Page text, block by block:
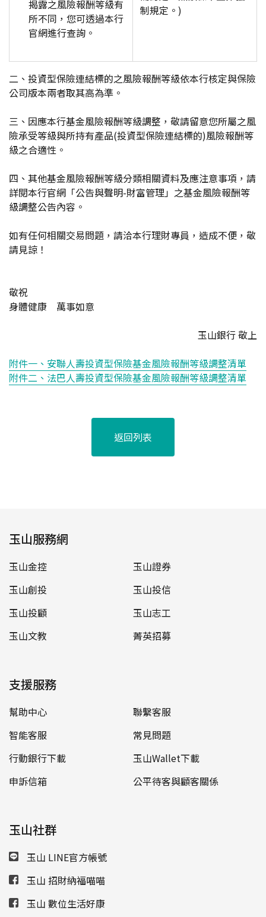
揭露之風險報酬等級有
所不同，您可透過本行
官網進行查詢。
制規定。)
二、投資型保險連結標的之風險報酬等級依本行核定與保險
公司版本兩者取其高為準。
三、因應本行基金風險報酬等級調整，敬請留意您所屬之風
險承受等級與所持有產品(投資型保險連結標的)風險報酬等
級之合適性。
四、其他基金風險報酬等級分類相關資料及應注意事項，請
詳閱本行官網「公告與聲明-財富管理」之基金風險報酬等
級調整公告內容。
如有任何相關交易問題，請洽本行理財專員，造成不便，敬
請見諒！
敬祝
身體健康 萬事如意
玉山銀行 敬上
附件一、安聯人壽投資型保險基金風險報酬等級調整清單
附件二、法巴人壽投資型保險基金風險報酬等級調整清單
返回列表
玉山服務網
玉山金控
玉山證券
玉山創投
玉山投信
玉山投顧
玉山志工
玉山文教
菁英招募
支援服務
幫助中心
聯繫客服
智能客服
常見問題
行動銀行下載
玉山Wallet下載
申訴信箱
公平待客與顧客關係
玉山社群
玉山 LINE官方帳號
玉山 招財納福喵喵
玉山 數位生活好康